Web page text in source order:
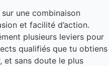
une combinaison
et facilité d’action.
plusieurs leviers pour
qualifiés que tu obtiens
et sans doute le plus